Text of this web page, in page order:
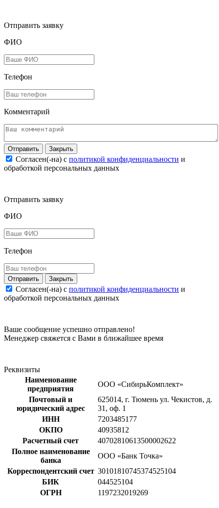
Отправить заявку
ФИО
Телефон
Комментарий
Закрыть
Согласен(-на) c политикой конфиденциальности и
обработкой персональных данных
Отправить заявку
ФИО
Телефон
Закрыть
Согласен(-на) c политикой конфиденциальности и
обработкой персональных данных
Ваше сообщение успешно отправлено!
Менеджер свяжется с Вами в ближайшее время
Реквизиты
Наименование
предприятия
ООО «СибирьКомплект»
Почтовый и
юридический адрес
625014, г. Тюмень ул. Чекистов, д.
31, оф. 1
ИНН
7203485177
ОКПО
40935812
Расчетный счет
40702810613500002622
Полное наименование
банка
ООО «Банк Точка»
Корреспондентский счет 30101810745374525104
БИК
044525104
ОГРН
1197232019269